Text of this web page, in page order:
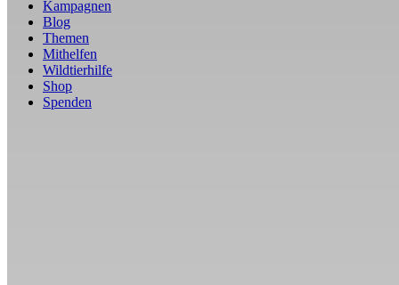
Kampagnen
Blog
Themen
Mithelfen
Wildtierhilfe
Shop
Spenden